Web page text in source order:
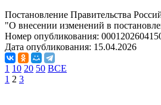
Постановление Правительства
"О внесении изменений в
Номер опубликования:
Дата опубликования: 15.04.2026
1 10 20 50 ВСЕ
1 2 3